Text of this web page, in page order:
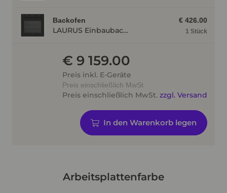
Arbeitsplattenfarbe
Backofen
LAURUS Einbaubackofen LEB10BK mit Hydrolyse, Schwarz LEB10BK
€ 426.00
1 Stück
€ 9 159.00
Preis inkl. E-Geräte
Preis einschließlich MwSt
Preis einschließlich MwSt. zzgl. Versand
In den Warenkorb legen